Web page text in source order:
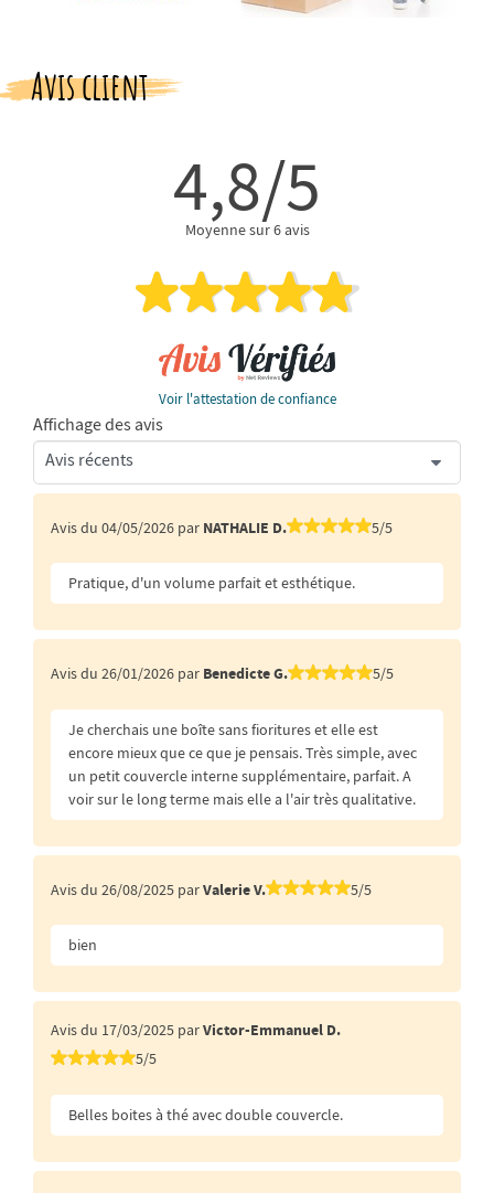
Avis client
4,8/5
Moyenne sur 6 avis
Voir l'attestation de confiance
Affichage des avis
Avis du 04/05/2026 par NATHALIE D. 5/5
Pratique, d'un volume parfait et esthétique.
Avis du 26/01/2026 par Benedicte G. 5/5
Je cherchais une boîte sans fioritures et elle est
encore mieux que ce que je pensais. Très simple, avec
un petit couvercle interne supplémentaire, parfait. A
voir sur le long terme mais elle a l'air très qualitative.
Avis du 26/08/2025 parValerie V. 5/5
bien
Avis du 17/03/2025 parVictor-Emmanuel D.
5/5
Belles boites à thé avec double couvercle.